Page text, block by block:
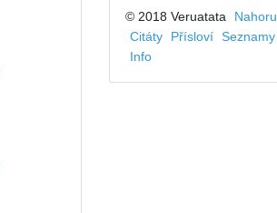
© 2018 Veruatata Nahoru
Citáty
Přísloví Seznamy
Info